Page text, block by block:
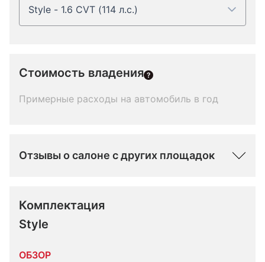
Style - 1.6 CVT (114 л.с.)
Стоимость владения
Примерные расходы на автомобиль в год
Отзывы о салоне с других площадок
Комплектация
Style
ОБЗОР